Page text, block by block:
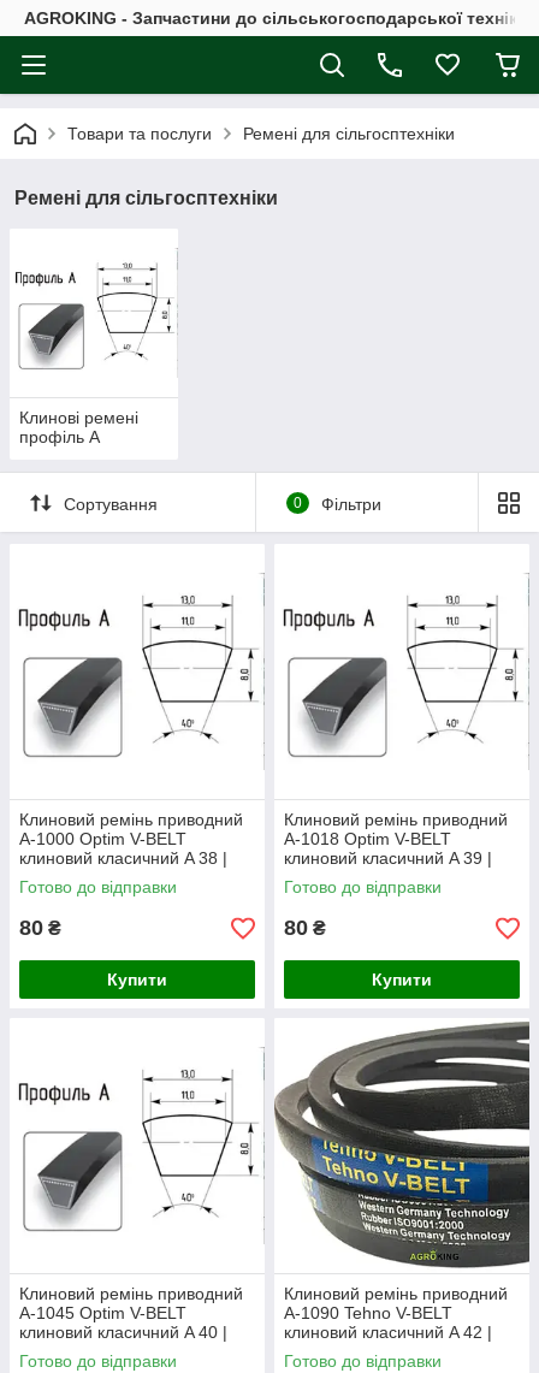
AGROKING - Запчастини до сільськогосподарської
Товари та послуги Ремені для сільгосптехніки
Ремені для сільгосптехніки
Клинові ремені
профіль А
Сортування 0 Фільтри
Клиновий ремінь приводний
А-1000 Optim V-BELT
клиновий класичний A 38 |
А1000
Готово до відправки
80 ₴
Купити
Клиновий ремінь приводний
А-1018 Optim V-BELT
клиновий класичний A 39 |
А1018
Готово до відправки
80 ₴
Купити
Клиновий ремінь приводний
А-1045 Optim V-BELT
клиновий класичний A 40 |
А1045
Готово до відправки
Клиновий ремінь приводний
А-1090 Tehno V-BELT
клиновий класичний A 42 |
А1090
Готово до відправки